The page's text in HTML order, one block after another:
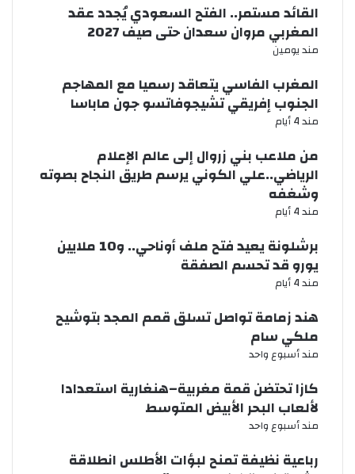
القائد مستمر.. الفتح السعودي يُجدد عقد
المغربي مروان سعدان حتى صيف 2027
مند يومين
المغرب الفاسي يتعاقد رسميا مع المهاجم
الجنوب إفريقي تشيجوفاتسو جون ماباسا
مند 4 أيام
من ملاعب بني زروال إلى عالم الإعلام
الرياضي..علي الكوني يرسم طريق النجاح بصوته
وشغفه
مند 4 أيام
برشلونة يعيد فتح ملف أوناحي.. و10 ملايين
يورو قد تحسم الصفقة
مند 4 أيام
هند زمامة تواصل تسلق قمم المجد بتوشيح
ملكي سام
مند أسبوع واحد
كازا تحتضن قمة مغربية–هنغارية استعدادا
لألعاب البحر الأبيض المتوسط
مند أسبوع واحد
رباعية نظيفة تمنح لبؤات الأطلس انطلاقة